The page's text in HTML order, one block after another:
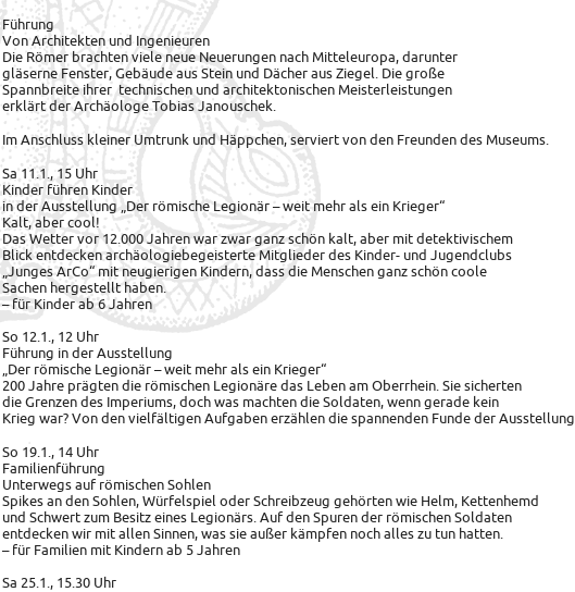
Führung
Von Architekten und Ingenieuren
Die Römer brachten viele neue Neuerungen nach Mitteleuropa, darunter
gläserne Fenster, Gebäude aus Stein und Dächer aus Ziegel. Die große
Spannbreite ihrer technischen und architektonischen Meisterleistungen
erklärt der Archäologe Tobias Janouschek.
Im Anschluss kleiner Umtrunk und Häppchen, serviert von den Freunden des Museums.
Sa 11.1., 15 Uhr
Kinder führen Kinder
in der Ausstellung „Der römische Legionär – weit mehr als ein Krieger“
Kalt, aber cool!
Das Wetter vor 12.000 Jahren war zwar ganz schön kalt, aber mit detektivischem
Blick entdecken archäologiebegeisterte Mitglieder des Kinder- und Jugendclubs
„Junges ArCo“ mit neugierigen Kindern, dass die Menschen ganz schön coole
Sachen hergestellt haben.
– für Kinder ab 6 Jahren
So 12.1., 12 Uhr
Führung in der Ausstellung
„Der römische Legionär – weit mehr als ein Krieger“
200 Jahre prägten die römischen Legionäre das Leben am Oberrhein. Sie sicherten
die Grenzen des Imperiums, doch was machten die Soldaten, wenn gerade kein
Krieg war? Von den vielfältigen Aufgaben erzählen die spannenden Funde der Ausstellung.
So 19.1., 14 Uhr
Familienführung
Unterwegs auf römischen Sohlen
Spikes an den Sohlen, Würfelspiel oder Schreibzeug gehörten wie Helm, Kettenhemd
und Schwert zum Besitz eines Legionärs. Auf den Spuren der römischen Soldaten
entdecken wir mit allen Sinnen, was sie außer kämpfen noch alles zu tun hatten.
– für Familien mit Kindern ab 5 Jahren
Sa 25.1., 15.30 Uhr